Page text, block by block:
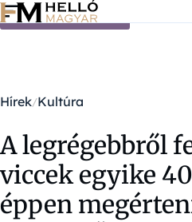
Ugrás a tartalomra
Hírek Kultúra
A legrégebbről
viccek egyike
éppen